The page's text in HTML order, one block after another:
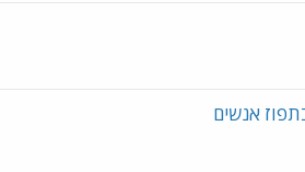
אנשים